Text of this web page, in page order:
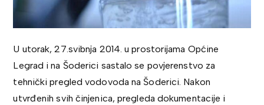
U utorak, 27.svibnja 2014. u prostorijama Općine
Legrad i na Šoderici sastalo se povjerenstvo za
tehnički pregled vodovoda na Šoderici. Nakon
utvrđenih svih činjenica, pregleda dokumentacije i